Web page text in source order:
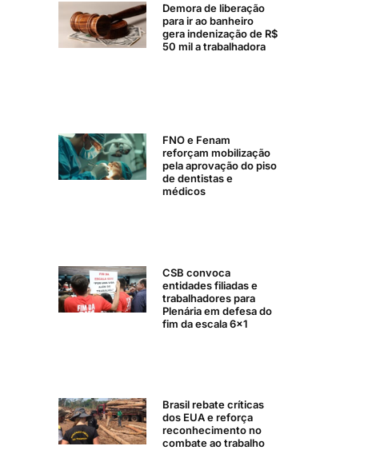
Demora de liberação
para ir ao banheiro
gera indenização de R$
50 mil a trabalhadora
FNO e Fenam
reforçam mobilização
pela aprovação do piso
de dentistas e
médicos
CSB convoca
entidades filiadas e
trabalhadores para
Plenária em defesa do
fim da escala 6×1
Brasil rebate críticas
dos EUA e reforça
reconhecimento no
combate ao trabalho